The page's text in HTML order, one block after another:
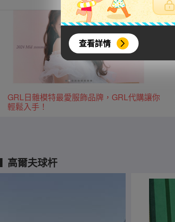
查看詳情
GRL日雜模特最愛服飾品牌，GRL代購讓你
輕鬆入手！
高爾夫球杆